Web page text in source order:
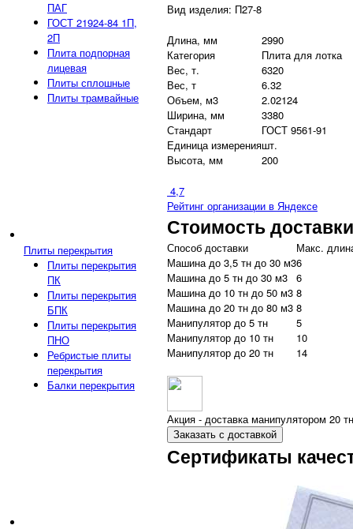
ПАГ
ГОСТ 21924-84 1П,
2П
Плита подпорная
лицевая
Плиты сплошные
Плиты трамвайные
Плиты перекрытия
Плиты перекрытия
ПК
Плиты перекрытия
БПК
Плиты перекрытия
ПНО
Ребристые плиты
перекрытия
Балки перекрытия
Вид изделия: П27-8
Длина, мм
2990
Категория
Плита для лотка
Вес, т.
6320
Вес, т
6.32
Объем, м3
2.02124
Ширина, мм
3380
Стандарт
ГОСТ 9561-91
Единица измеренияшт.
Высота, мм
200
4,7
Рейтинг организации в Яндексе
Стоимость доставки
Способ доставки
Макс.
Машина до 3,5 тн до 30 м36
Машина до 5 тн до 30 м3 6
Машина до 10 тн до 50 м3 8
Машина до 20 тн до 80 м3 8
Манипулятор до 5 тн
5
Манипулятор до 10 тн
10
Манипулятор до 20 тн
14
Акция - доставка манипулятором 20
Заказать с доставкой
Сертификаты